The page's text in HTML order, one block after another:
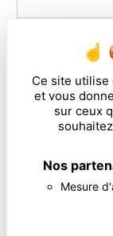
Ce site utilise
et vous
sur ceux
Nos
Mesure
By
conditions
** The personal
contacting you.
rights of access,
withdrawal of your
complaint with a
of your post-
email. You may be
period of contact